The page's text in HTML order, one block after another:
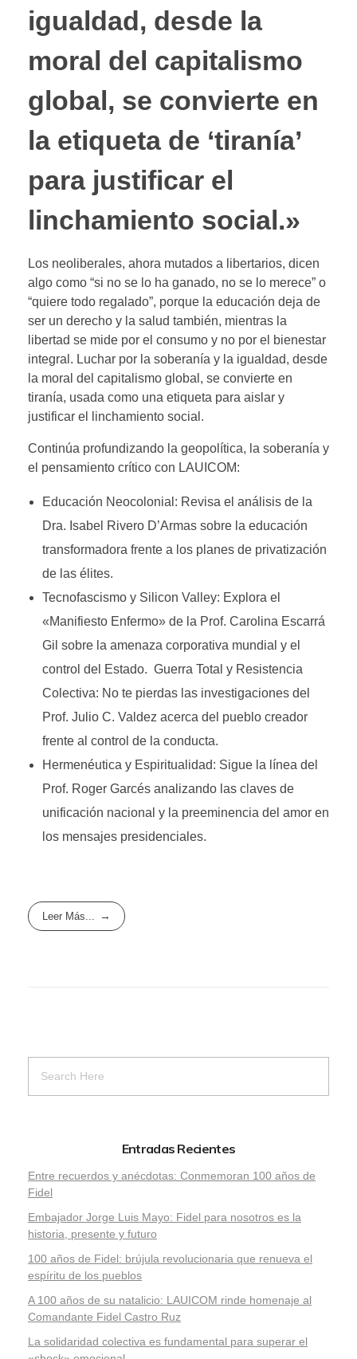
igualdad, desde la
moral del capitalismo
global, se convierte en
la etiqueta de ‘tiranía’
para justificar el
linchamiento social.»
Los neoliberales, ahora mutados a libertarios, dicen
algo como “si no se lo ha ganado, no se lo merece” o
“quiere todo regalado”, porque la educación deja de
ser un derecho y la salud también, mientras la
libertad se mide por el consumo y no por el bienestar
integral. Luchar por la soberanía y la igualdad, desde
la moral del capitalismo global, se convierte en
tiranía, usada como una etiqueta para aislar y
justificar el linchamiento social.
Continúa profundizando la geopolítica, la soberanía y
el pensamiento crítico con LAUICOM:
Educación Neocolonial: Revisa el análisis de la
Dra. Isabel Rivero D’Armas sobre la educación
transformadora frente a los planes de privatización
de las élites.
Tecnofascismo y Silicon Valley: Explora el
«Manifiesto Enfermo» de la Prof. Carolina Escarrá
Gil sobre la amenaza corporativa mundial y el
control del Estado. Guerra Total y Resistencia
Colectiva: No te pierdas las investigaciones del
Prof. Julio C. Valdez acerca del pueblo creador
frente al control de la conducta.
Hermenéutica y Espiritualidad: Sigue la línea del
Prof. Roger Garcés analizando las claves de
unificación nacional y la preeminencia del amor en
los mensajes presidenciales.
Leer Más...
Entradas Recientes
Entre recuerdos y anécdotas: Conmemoran 100 años de
Fidel
Embajador Jorge Luis Mayo: Fidel para nosotros es la
historia, presente y futuro
100 años de Fidel: brújula revolucionaria que renueva el
espíritu de los pueblos
A 100 años de su natalicio: LAUICOM rinde homenaje al
Comandante Fidel Castro Ruz
La solidaridad colectiva es fundamental para superar el